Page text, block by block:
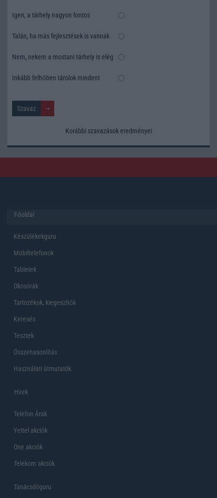
Igen, a tárhely nagyon fontos
Talán, ha más fejlesztések is vannak
Nem, nekem a mostani tárhely is elég
Inkább felhőben tárolok mindent
Korábbi szavazások eredményei
Főoldal
Készülékekguru
Mobiltelefonok
Tabletek
Okosórák
Tartozékok, kiegeszítők
Keresés
Tesztek
Összehasonlítás
Használati útmutatók
Hirek
Telefon Árak
Yettel akciók
One akciók
Telekom akciók
Tanácsdóguru